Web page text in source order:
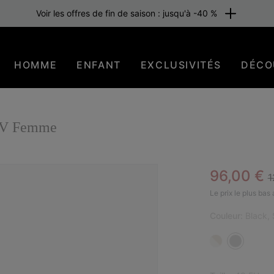
Voir les offres de fin de saison : jusqu'à -40 %
HOMME ENFANT EXCLUSIVITÉS
Femme
Sale
96,00 €
Le prix le plus bas